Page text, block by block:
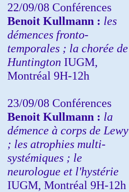
22/09/08 Conférences
Benoit Kullmann : les
démences fronto-
temporales ; la chorée de
Huntington IUGM,
Montréal 9H-12h
23/09/08 Conférences
Benoit Kullmann : la
démence à corps de Lewy
; les atrophies multi-
systémiques ; le
neurologue et l'hystérie
IUGM, Montréal 9H-12h